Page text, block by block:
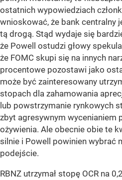
ostatnich wypowiedziach
wnioskować, że bank centralny
tą drogą. Stąd wydaje się
że Powell ostudzi głowy
że FOMC skupi się na innych
procentowe pozostawi jako
może być zainteresowany
stopach dla zahamowania
lub powstrzymanie rynkowych
zbyt agresywnym wycenianiem
ożywienia. Ale obecnie obie te
silnie i Powell powinien wybrać
podejście.
RBNZ utrzymał stopę OCR na